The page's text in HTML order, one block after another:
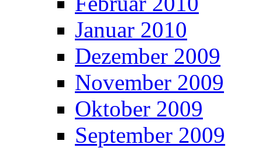
Januar 2010
Dezember 2009
November 2009
Oktober 2009
September 2009